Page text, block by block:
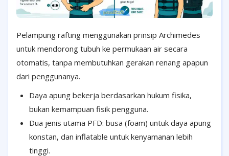
Pelampung rafting menggunakan prinsip Archimedes
untuk mendorong tubuh ke permukaan air secara
otomatis, tanpa membutuhkan gerakan renang apapun
dari penggunanya.
Daya apung bekerja berdasarkan hukum fisika,
bukan kemampuan fisik pengguna.
Dua jenis utama PFD: busa (foam) untuk daya apung
konstan, dan inflatable untuk kenyamanan lebih
tinggi.